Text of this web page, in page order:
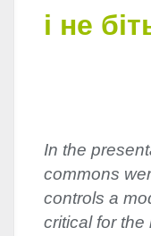
і не
In the
commons
controls a
critical for